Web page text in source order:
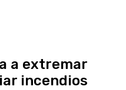
a extremar
incendios